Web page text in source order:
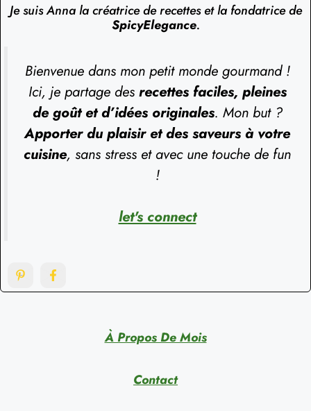
Je suis Anna la créatrice de recettes et la fondatrice de
SpicyElegance.
Bienvenue dans mon petit monde gourmand !
Ici, je partage des recettes faciles, pleines
de goût et d’idées originales. Mon but ?
Apporter du plaisir et des saveurs à votre
cuisine, sans stress et avec une touche de fun
!
let's connect
À Propos De Mois
Contact